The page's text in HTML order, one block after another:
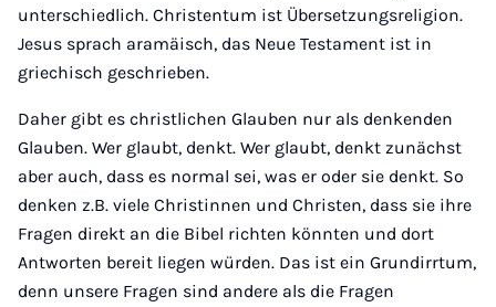
unterschiedlich. Christentum ist Übersetzungsreligion.
Jesus sprach aramäisch, das Neue Testament ist in
griechisch geschrieben.
Daher gibt es christlichen Glauben nur als denkenden
Glauben. Wer glaubt, denkt. Wer glaubt, denkt zunächst
aber auch, dass es normal sei, was er oder sie denkt. So
denken z.B. viele Christinnen und Christen, dass sie ihre
Fragen direkt an die Bibel richten könnten und dort
Antworten bereit liegen würden. Das ist ein Grundirrtum,
denn unsere Fragen sind andere als die Fragen